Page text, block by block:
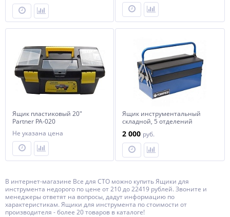
Ящик пластиковый 20"
Partner PA-020
Не указана цена
Ящик инструментальный
складной, 5 отделений
410х95х45мм-4полки,
410х200х100-1полка) Forsage
F-1141711
2 000 руб.
В интернет-магазине Все для СТО можно купить Ящики для
инструмента недорого по цене от 210 до 22419 рублей. Звоните и
менеджеры ответят на вопросы, дадут информацию по
характеристикам. Ящики для инструмента по стоимости от
производителя - более 20 товаров в каталоге!